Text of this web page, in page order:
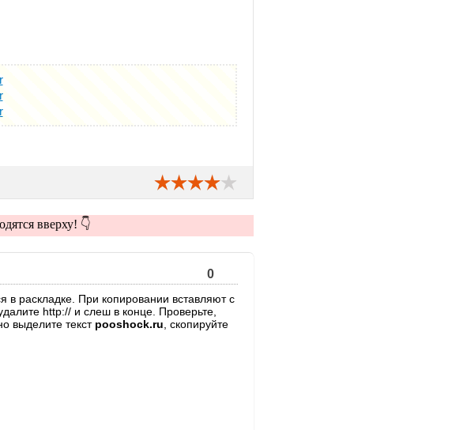
вверху! 👇
0
в раскладке. При копировании вставляют с
http:// и слеш в конце. Проверьте,
выделите текст pooshock.ru, скопируйте